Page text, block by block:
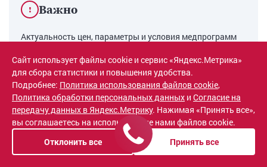
! Важно
Актуальность цен, параметры и условия медпрограмм
уточняйте по телефону. Окончательная стоимость
лечения определяется после очного осмотра
специалистом. Цена зависит от тяжести состояния,
клинической картины, наличия сопутствующих и
отягощающих факторов.
Сайт использует файлы cookie и сервис «Яндекс.Метрика»
для сбора статистики и повышения удобства.
Подробнее: Политика использования файлов cookie,
Политика обработки персональных данных и Согласие на
передачу данных в Яндекс.Метрику. Нажимая «Принять все»,
вы соглашаетесь на использование нами файлов cookie.
Отклонить все
Принять все